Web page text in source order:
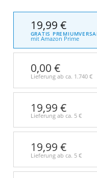
19,99 €
GRATIS
mit Amazon Prime
0,00 €
Lieferung ab ca. 1.740 €
19,99 €
Lieferung ab ca. 5 €
19,99 €
Lieferung ab ca. 5 €